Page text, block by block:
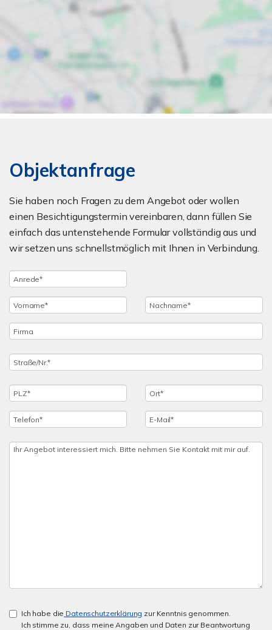
Objektanfrage
Sie haben noch Fragen zu dem Angebot oder wollen
einen Besichtigungstermin vereinbaren, dann füllen Sie
einfach das untenstehende Formular vollständig aus und
wir setzen uns schnellstmöglich mit Ihnen in Verbindung.
Ich habe die Datenschutzerklärung zur Kenntnis genommen.
Ich stimme zu, dass meine Angaben und Daten zur Beantwortung